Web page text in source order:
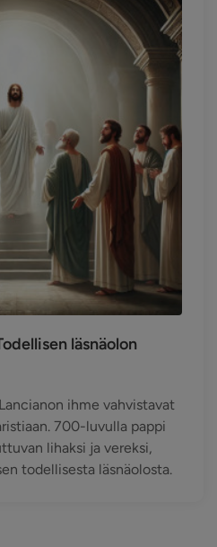
läsnäolon
ihme vahvistavat
700-luvulla pappi
lihaksi ja vereksi,
todellisesta läsnäolosta.